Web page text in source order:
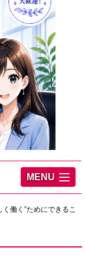
MENU
く働く”ためにできるこ